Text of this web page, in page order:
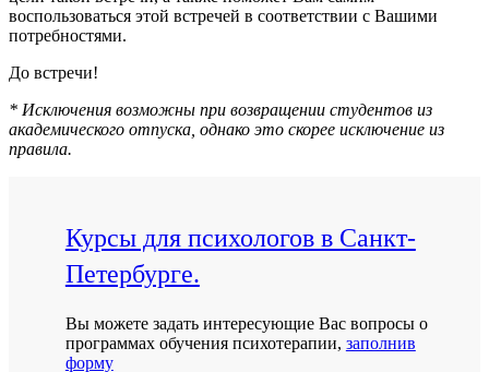
воспользоваться этой встречей в соответствии с Вашими
потребностями.
До встречи!
* Исключения возможны при возвращении студентов из
академического отпуска, однако это скорее исключение из
правила.
Курсы для психологов в Санкт-
Петербурге.
Вы можете задать интересующие Вас вопросы о
программах обучения психотерапии, заполнив
форму